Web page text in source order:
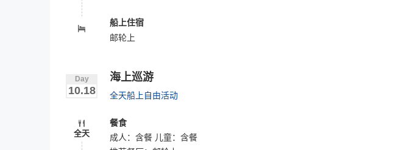
船上住宿
邮轮上
Day
10.18
海上巡游
全天船上自由活动
全天
餐食
成人：含餐 儿童：含餐